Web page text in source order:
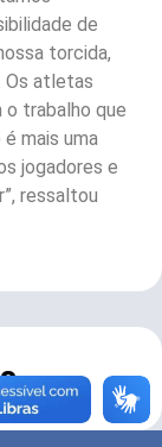
de
torcida,
Os atletas
trabalho que
mais uma
jogadores e
ressaltou